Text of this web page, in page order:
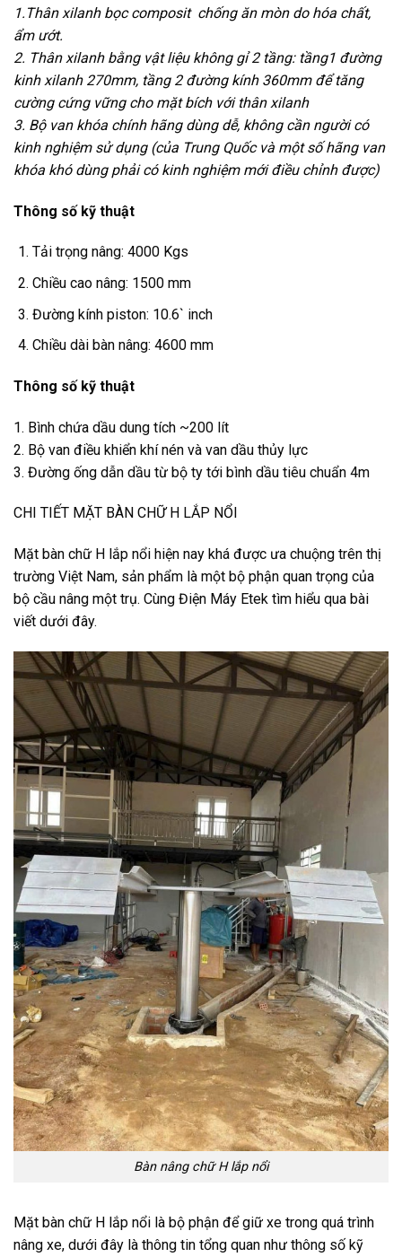
1.Thân xilanh bọc composit chống ăn mòn do hóa chất,
ẩm ướt.
2. Thân xilanh bằng vật liệu không gỉ 2 tầng: tầng1 đường
kinh xilanh 270mm, tầng 2 đường kính 360mm để tăng
cường cứng vững cho mặt bích với thân xilanh
3. Bộ van khóa chính hãng dùng dễ, không cần người có
kinh nghiệm sử dụng (của Trung Quốc và một số hãng van
khóa khó dùng phải có kinh nghiệm mới điều chỉnh được)
Thông số kỹ thuật
Tải trọng nâng: 4000 Kgs
Chiều cao nâng: 1500 mm
Đường kính piston: 10.6` inch
Chiều dài bàn nâng: 4600 mm
Thông số kỹ thuật
1. Bình chứa dầu dung tích ~200 lít
2. Bộ van điều khiển khí nén và van dầu thủy lực
3. Đường ống dẫn dầu từ bộ ty tới bình dầu tiêu chuẩn 4m
CHI TIẾT MẶT BÀN CHỮ H LẮP NỔI
Mặt bàn chữ H lắp nổi hiện nay khá được ưa chuộng trên thị
trường Việt Nam, sản phẩm là một bộ phận quan trọng của
bộ cầu nâng một trụ. Cùng Điện Máy Etek tìm hiểu qua bài
viết dưới đây.
Bàn nâng chữ H lắp nổi
Mặt bàn chữ H lắp nổi là bộ phận để giữ xe trong quá trình
nâng xe, dưới đây là thông tin tổng quan như thông số kỹ